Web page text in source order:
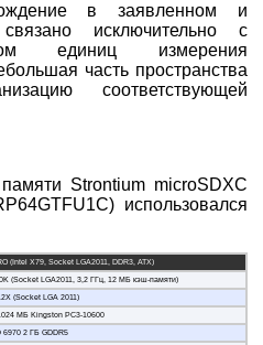
в заявленном и
исключительно с
единиц измерения
часть пространства
соответствующей
Strontium microSDXC
использовался
(Intel X79, Socket LGA2011, DDR3, ATX)
(Socket LGA2011, 3,2 ГГц, 12 МБ кэш-памяти)
(Socket LGA 2011)
MБ Kingston PC3-10600
6970 2 ГБ GDDR5